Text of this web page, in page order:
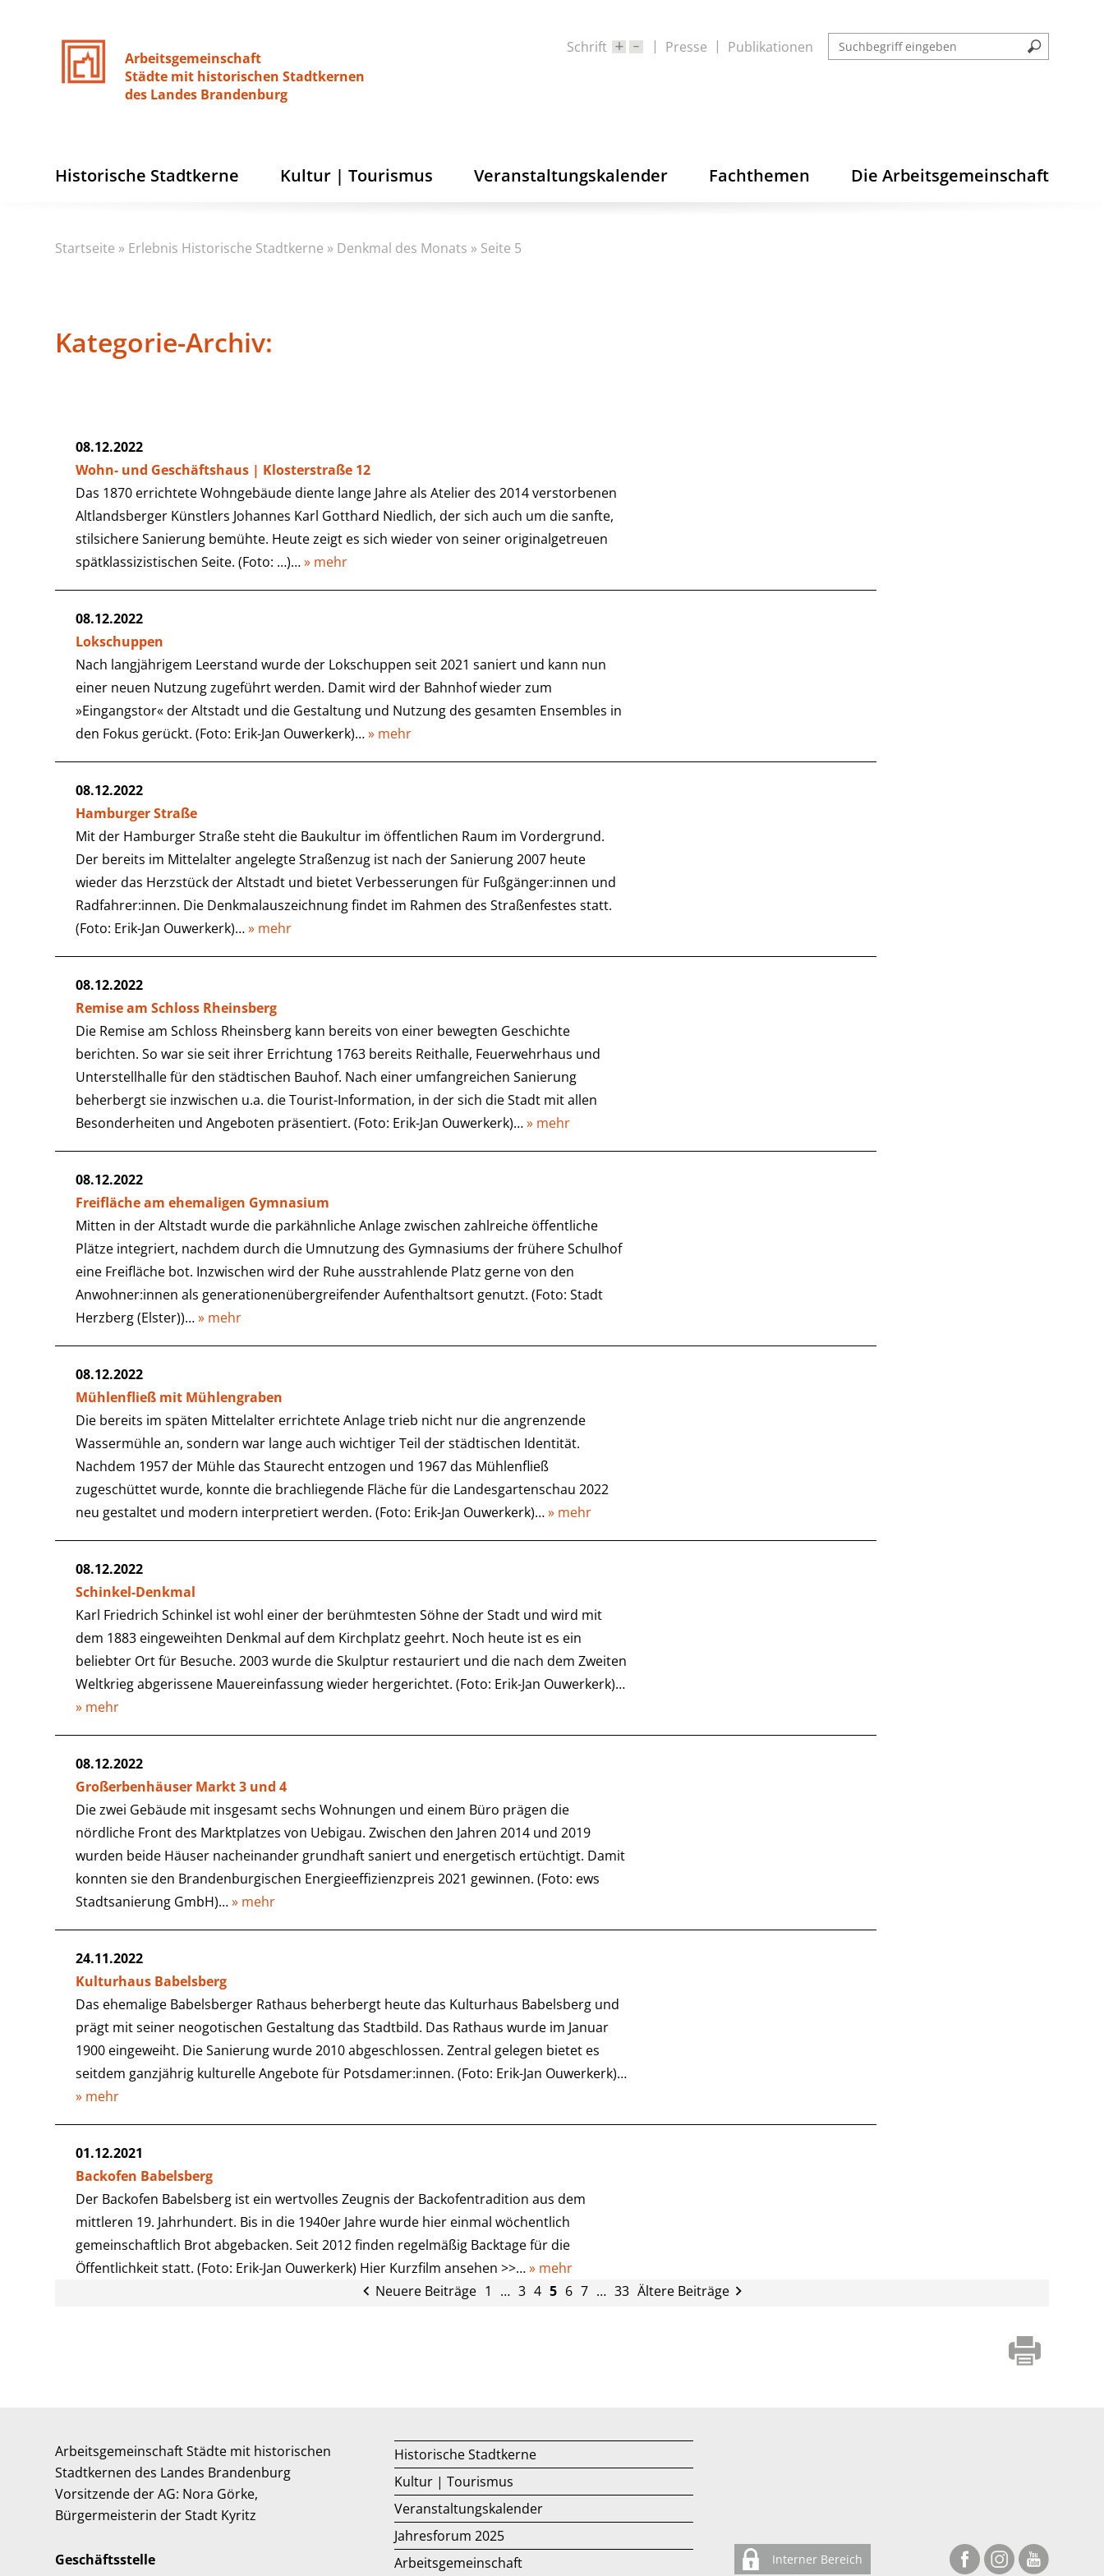
Arbeitsgemeinschaft
Städte mit historischen Stadtkernen
des Landes Brandenburg
Schrift Presse Publikationen
Historische Stadtkerne Kultur | Tourismus Veranstaltungskalender Fachthemen Die Arbeitsgemeinschaft
Startseite » Erlebnis Historische Stadtkerne » Denkmal des Monats » Seite 5
Kategorie-Archiv:
08.12.2022
Wohn- und Geschäftshaus | Klosterstraße 12
Das 1870 errichtete Wohngebäude diente lange Jahre als Atelier des 2014 verstorbenen
Altlandsberger Künstlers Johannes Karl Gotthard Niedlich, der sich auch um die sanfte,
stilsichere Sanierung bemühte. Heute zeigt es sich wieder von seiner originalgetreuen
spätklassizistischen Seite. (Foto: …)…» mehr
08.12.2022
Lokschuppen
Nach langjährigem Leerstand wurde der Lokschuppen seit 2021 saniert und kann nun
einer neuen Nutzung zugeführt werden. Damit wird der Bahnhof wieder zum
»Eingangstor« der Altstadt und die Gestaltung und Nutzung des gesamten Ensembles in
den Fokus gerückt. (Foto: Erik-Jan Ouwerkerk)…» mehr
08.12.2022
Hamburger Straße
Mit der Hamburger Straße steht die Baukultur im öffentlichen Raum im Vordergrund.
Der bereits im Mittelalter angelegte Straßenzug ist nach der Sanierung 2007 heute
wieder das Herzstück der Altstadt und bietet Verbesserungen für Fußgänger:innen und
Radfahrer:innen. Die Denkmalauszeichnung findet im Rahmen des Straßenfestes statt.
(Foto: Erik-Jan Ouwerkerk)…» mehr
08.12.2022
Remise am Schloss Rheinsberg
Die Remise am Schloss Rheinsberg kann bereits von einer bewegten Geschichte
berichten. So war sie seit ihrer Errichtung 1763 bereits Reithalle, Feuerwehrhaus und
Unterstellhalle für den städtischen Bauhof. Nach einer umfangreichen Sanierung
beherbergt sie inzwischen u.a. die Tourist-Information, in der sich die Stadt mit allen
Besonderheiten und Angeboten präsentiert. (Foto: Erik-Jan Ouwerkerk)…» mehr
08.12.2022
Freifläche am ehemaligen Gymnasium
Mitten in der Altstadt wurde die parkähnliche Anlage zwischen zahlreiche öffentliche
Plätze integriert, nachdem durch die Umnutzung des Gymnasiums der frühere Schulhof
eine Freifläche bot. Inzwischen wird der Ruhe ausstrahlende Platz gerne von den
Anwohner:innen als generationenübergreifender Aufenthaltsort genutzt. (Foto: Stadt
Herzberg (Elster))…» mehr
08.12.2022
Mühlenfließ mit Mühlengraben
Die bereits im späten Mittelalter errichtete Anlage trieb nicht nur die angrenzende
Wassermühle an, sondern war lange auch wichtiger Teil der städtischen Identität.
Nachdem 1957 der Mühle das Staurecht entzogen und 1967 das Mühlenfließ
zugeschüttet wurde, konnte die brachliegende Fläche für die Landesgartenschau 2022
neu gestaltet und modern interpretiert werden. (Foto: Erik-Jan Ouwerkerk)…» mehr
08.12.2022
Schinkel-Denkmal
Karl Friedrich Schinkel ist wohl einer der berühmtesten Söhne der Stadt und wird mit
dem 1883 eingeweihten Denkmal auf dem Kirchplatz geehrt. Noch heute ist es ein
beliebter Ort für Besuche. 2003 wurde die Skulptur restauriert und die nach dem Zweiten
Weltkrieg abgerissene Mauereinfassung wieder hergerichtet. (Foto: Erik-Jan Ouwerkerk)…
» mehr
08.12.2022
Großerbenhäuser Markt 3 und 4
Die zwei Gebäude mit insgesamt sechs Wohnungen und einem Büro prägen die
nördliche Front des Marktplatzes von Uebigau. Zwischen den Jahren 2014 und 2019
wurden beide Häuser nacheinander grundhaft saniert und energetisch ertüchtigt. Damit
konnten sie den Brandenburgischen Energieeffizienzpreis 2021 gewinnen. (Foto: ews
Stadtsanierung GmbH)…» mehr
24.11.2022
Kulturhaus Babelsberg
Das ehemalige Babelsberger Rathaus beherbergt heute das Kulturhaus Babelsberg und
prägt mit seiner neogotischen Gestaltung das Stadtbild. Das Rathaus wurde im Januar
1900 eingeweiht. Die Sanierung wurde 2010 abgeschlossen. Zentral gelegen bietet es
seitdem ganzjährig kulturelle Angebote für Potsdamer:innen. (Foto: Erik-Jan Ouwerkerk)…
» mehr
01.12.2021
Backofen Babelsberg
Der Backofen Babelsberg ist ein wertvolles Zeugnis der Backofentradition aus dem
mittleren 19. Jahrhundert. Bis in die 1940er Jahre wurde hier einmal wöchentlich
gemeinschaftlich Brot abgebacken. Seit 2012 finden regelmäßig Backtage für die
Öffentlichkeit statt. (Foto: Erik-Jan Ouwerkerk) Hier Kurzfilm ansehen >>…» mehr
Neuere Beiträge 1 … 3 4 5 6 7 … 33 Ältere Beiträge
Arbeitsgemeinschaft Städte mit historischen
Stadtkernen des Landes Brandenburg
Vorsitzende der AG: Nora Görke,
Bürgermeisterin der Stadt Kyritz
Geschäftsstelle
Historische Stadtkerne
Kultur | Tourismus
Veranstaltungskalender
Jahresforum 2025
Arbeitsgemeinschaft
Interner Bereich